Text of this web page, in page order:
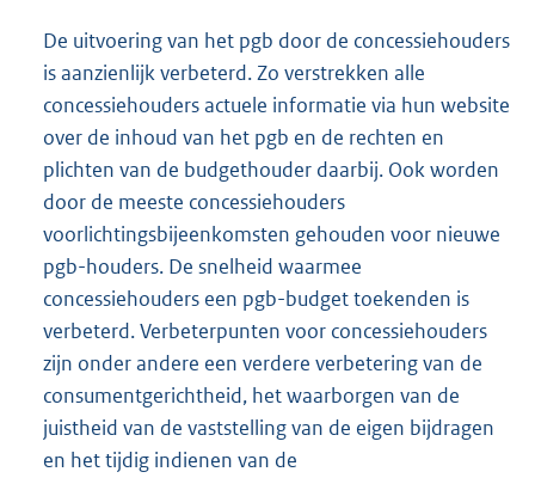
De uitvoering van het pgb door de concessiehouders
is aanzienlijk verbeterd. Zo verstrekken alle
concessiehouders actuele informatie via hun website
over de inhoud van het pgb en de rechten en
plichten van de budgethouder daarbij. Ook worden
door de meeste concessiehouders
voorlichtingsbijeenkomsten gehouden voor nieuwe
pgb-houders. De snelheid waarmee
concessiehouders een pgb-budget toekenden is
verbeterd. Verbeterpunten voor concessiehouders
zijn onder andere een verdere verbetering van de
consumentgerichtheid, het waarborgen van de
juistheid van de vaststelling van de eigen bijdragen
en het tijdig indienen van de